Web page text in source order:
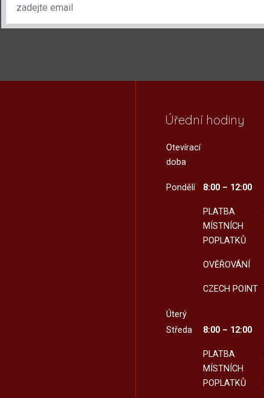
Úřední hodiny
Otevírací
doba
Pondělí 8:00 – 12:00
PLATBA
MÍSTNÍCH
POPLATKŮ
OVĚŘOVÁNÍ
CZECH POINT
Úterý
Středa
8:00 – 12:00
PLATBA
MÍSTNÍCH
POPLATKŮ